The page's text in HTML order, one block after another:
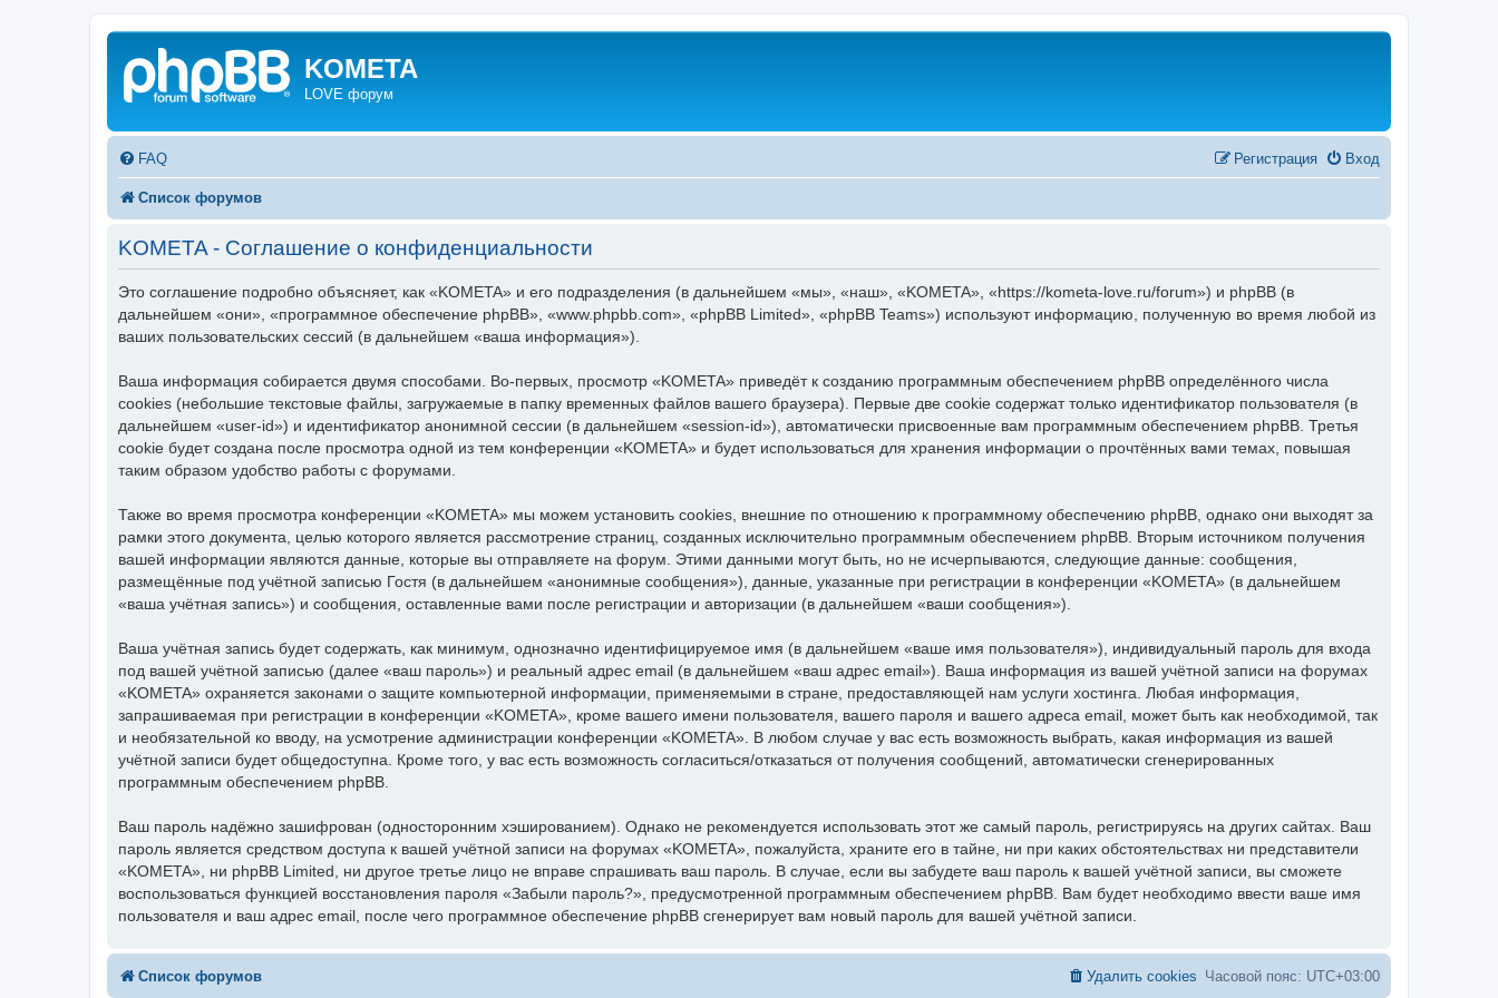
KOMETA
LOVE форум
FAQ Вход
Регистрация
Список форумов
KOMETA - Соглашение о конфиденциальности
Это соглашение подробно объясняет, как «KOMETA» и его подразделения (в дальнейшем «мы», «наш», «KOMETA», «https://kometa-love.ru/forum») и phpBB (в
дальнейшем «они», «программное обеспечение phpBB», «www.phpbb.com», «phpBB Limited», «phpBB Teams») используют информацию, полученную во время любой из
ваших пользовательских сессий (в дальнейшем «ваша информация»).
Ваша информация собирается двумя способами. Во-первых, просмотр «KOMETA» приведёт к созданию программным обеспечением phpBB определённого числа
cookies (небольшие текстовые файлы, загружаемые в папку временных файлов вашего браузера). Первые две cookie содержат только идентификатор пользователя (в
дальнейшем «user-id») и идентификатор анонимной сессии (в дальнейшем «session-id»), автоматически присвоенные вам программным обеспечением phpBB. Третья
cookie будет создана после просмотра одной из тем конференции «KOMETA» и будет использоваться для хранения информации о прочтённых вами темах, повышая
таким образом удобство работы с форумами.
Также во время просмотра конференции «KOMETA» мы можем установить cookies, внешние по отношению к программному обеспечению phpBB, однако они выходят за
рамки этого документа, целью которого является рассмотрение страниц, созданных исключительно программным обеспечением phpBB. Вторым источником получения
вашей информации являются данные, которые вы отправляете на форум. Этими данными могут быть, но не исчерпываются, следующие данные: сообщения,
размещённые под учётной записью Гостя (в дальнейшем «анонимные сообщения»), данные, указанные при регистрации в конференции «KOMETA» (в дальнейшем
«ваша учётная запись») и сообщения, оставленные вами после регистрации и авторизации (в дальнейшем «ваши сообщения»).
Ваша учётная запись будет содержать, как минимум, однозначно идентифицируемое имя (в дальнейшем «ваше имя пользователя»), индивидуальный пароль для входа
под вашей учётной записью (далее «ваш пароль») и реальный адрес email (в дальнейшем «ваш адрес email»). Ваша информация из вашей учётной записи на форумах
«KOMETA» охраняется законами о защите компьютерной информации, применяемыми в стране, предоставляющей нам услуги хостинга. Любая информация,
запрашиваемая при регистрации в конференции «KOMETA», кроме вашего имени пользователя, вашего пароля и вашего адреса email, может быть как необходимой, так
и необязательной ко вводу, на усмотрение администрации конференции «KOMETA». В любом случае у вас есть возможность выбрать, какая информация из вашей
учётной записи будет общедоступна. Кроме того, у вас есть возможность согласиться/отказаться от получения сообщений, автоматически сгенерированных
программным обеспечением phpBB.
Ваш пароль надёжно зашифрован (односторонним хэшированием). Однако не рекомендуется использовать этот же самый пароль, регистрируясь на других сайтах. Ваш
пароль является средством доступа к вашей учётной записи на форумах «KOMETA», пожалуйста, храните его в тайне, ни при каких обстоятельствах ни представители
«KOMETA», ни phpBB Limited, ни другое третье лицо не вправе спрашивать ваш пароль. В случае, если вы забудете ваш пароль к вашей учётной записи, вы сможете
воспользоваться функцией восстановления пароля «Забыли пароль?», предусмотренной программным обеспечением phpBB. Вам будет необходимо ввести ваше имя
пользователя и ваш адрес email, после чего программное обеспечение phpBB сгенерирует вам новый пароль для вашей учётной записи.
Список форумов Часовой пояс: UTC+03:00
Удалить cookies